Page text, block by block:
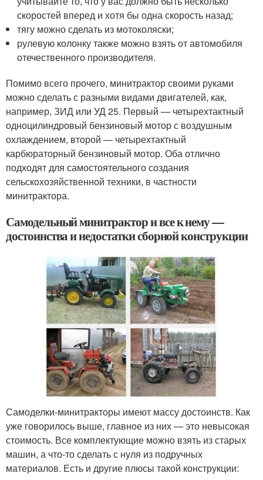
скоростей вперед и хотя бы одна скорость назад;
тягу можно сделать из мотоколяски;
рулевую колонку также можно взять от автомобиля
отечественного производителя.
Помимо всего прочего, минитрактор своими руками
можно сделать с разными видами двигателей, как,
например, ЗИД или УД 25. Первый — четырехтактный
одноцилиндровый бензиновый мотор с воздушным
охлаждением, второй — четырехтактный
карбюраторный бензиновый мотор. Оба отлично
подходят для самостоятельного создания
сельскохозяйственной техники, в частности
минитрактора.
Самодельный минитрактор и все к нему —
достоинства и недостатки сборной конструкции
Самоделки-минитракторы имеют массу достоинств. Как
уже говорилось выше, главное из них — это невысокая
стоимость. Все комплектующие можно взять из старых
машин, а что-то сделать с нуля из подручных
материалов. Есть и другие плюсы такой конструкции: